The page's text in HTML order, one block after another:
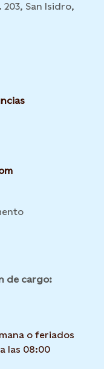
San Isidro,
de cargo:
o feriados
las 08:00